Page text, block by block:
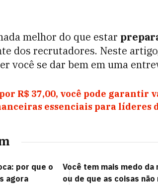
melhor do que estar
dos recrutadores. Neste
você se dar bem em uma
por R$ 37,00, você pode
essenciais para líderes
por que o
agora
Você tem mais medo da
ou de que as coisas não